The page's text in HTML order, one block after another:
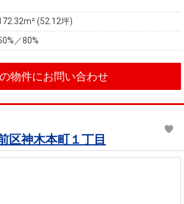
(52.12坪)
／80%
物件にお問い合わせ
区神木本町１丁目